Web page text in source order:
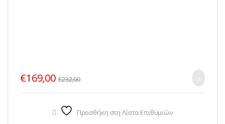
€169,00 €232,00
Προσθήκη στη Λίστα Επιθυμιών